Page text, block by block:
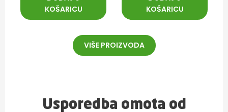
KOŠARICU
KOŠARICU
VIŠE PROIZVODA
Usporedba omota od